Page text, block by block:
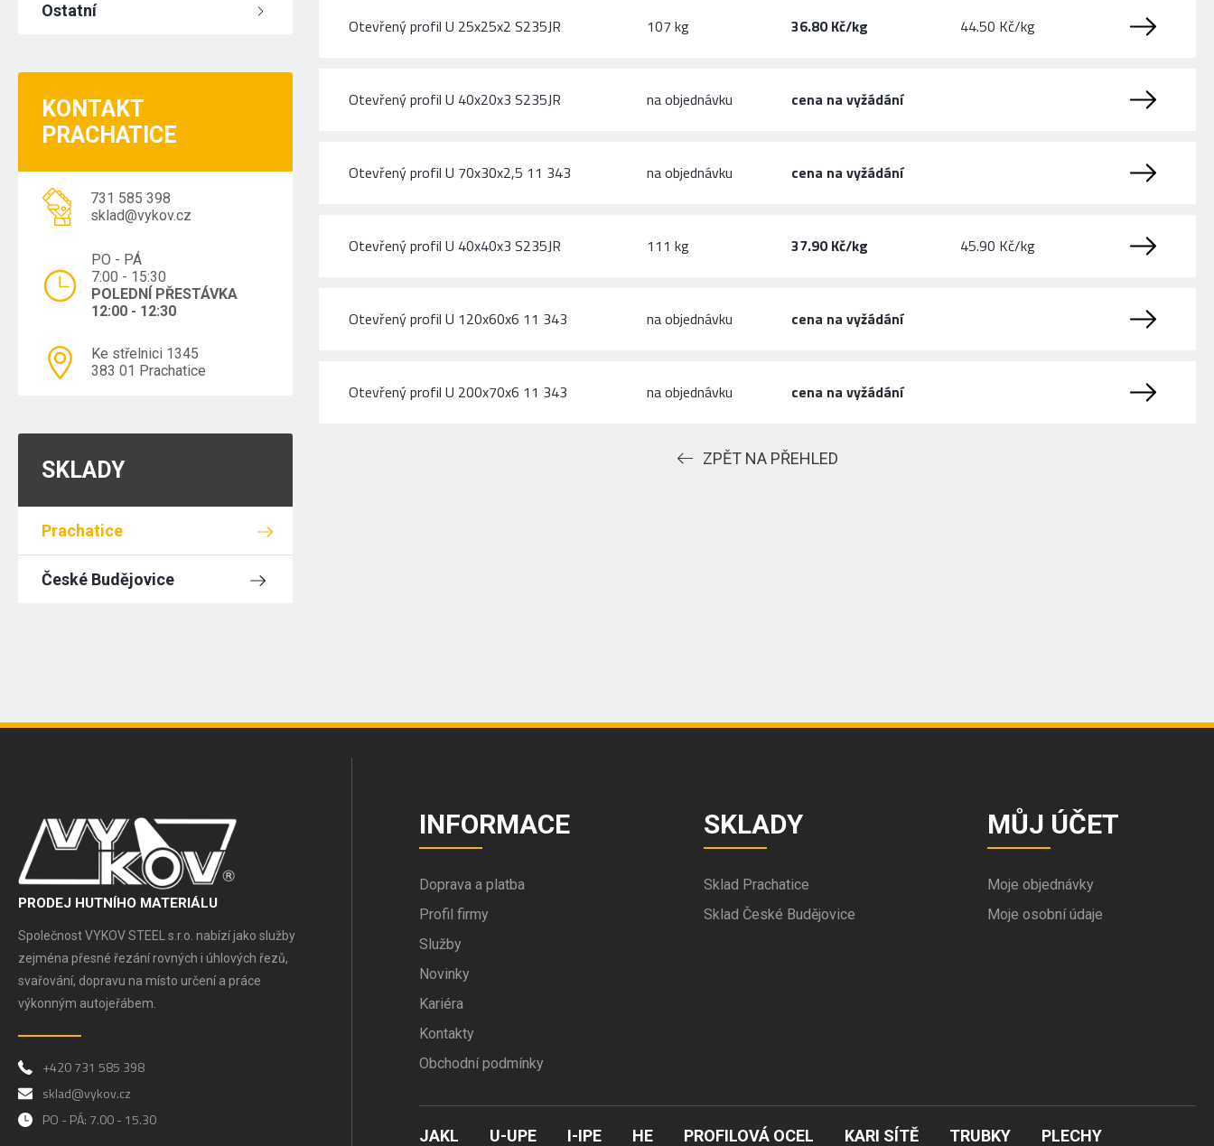
Ostatní
KONTAKT
PRACHATICE
731 585 398
sklad@vykov.cz
PO - PÁ
7:00 - 15:30
POLEDNÍ PŘESTÁVKA
12:00 - 12:30
Ke střelnici 1345
383 01 Prachatice
SKLADY
Prachatice
České Budějovice
Otevřený profil U 25x25x2 S235JR 107 kg 36.80 Kč/kg 44.50 Kč/kg
Otevřený profil U 40x20x3 S235JR na objednávku cena na vyžádání
Otevřený profil U 70x30x2,5 11 343 na objednávku cena na vyžádání
Otevřený profil U 40x40x3 S235JR 111 kg 37.90 Kč/kg 45.90 Kč/kg
Otevřený profil U 120x60x6 11 343 na objednávku cena na vyžádání
Otevřený profil U 200x70x6 11 343 na objednávku cena na vyžádání
ZPĚT NA PŘEHLED
PRODEJ HUTNÍHO MATERIÁLU
Společnost VYKOV STEEL s.r.o. nabízí jako služby
zejména přesné řezání rovných i úhlových řezů,
svařování, dopravu na místo určení a práce
výkonným autojeřábem.
+420 731 585 398
sklad@vykov.cz
PO - PÁ: 7.00 - 15.30
INFORMACE
Doprava a platba
Profil firmy
Služby
Novinky
Kariéra
Kontakty
Obchodní podmínky
SKLADY
Sklad Prachatice
Sklad České Budějovice
MŮJ ÚČET
Moje objednávky
Moje osobní údaje
JAKL U-UPE I-IPE HE PROFILOVÁ OCEL KARI SÍTĚ TRUBKY PLECHY